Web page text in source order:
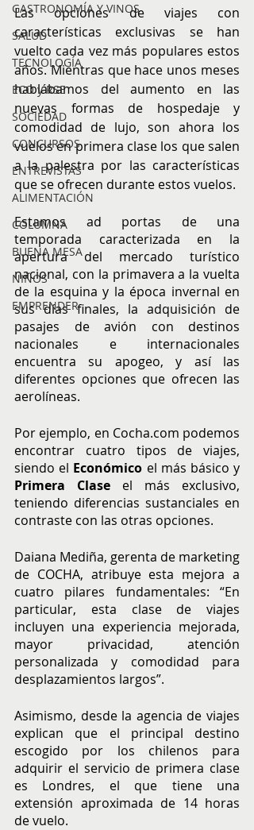
GASTRONOMÍA Y VINOS
SALUD
TECNOLOGÍA
ECO y RSE
SOCIEDAD
CONCURSOS
ENTREVISTAS
ALIMENTACIÓN
COLUMNA
BUENA MESA
NIÑOS
EMPRENDER
Las opciones de viajes con
características exclusivas se han
vuelto cada vez más populares estos
años. Mientras que hace unos meses
hablábamos del aumento en las
nuevas formas de hospedaje y
comodidad de lujo, son ahora los
vuelos en primera clase los que salen
a la palestra por las características
que se ofrecen durante estos vuelos.
Estamos ad portas de una
temporada caracterizada en la
apertura del mercado turístico
nacional, con la primavera a la vuelta
de la esquina y la época invernal en
sus días finales, la adquisición de
pasajes de avión con destinos
nacionales e internacionales
encuentra su apogeo, y así las
diferentes opciones que ofrecen las
aerolíneas.
Por ejemplo, en Cocha.com podemos
encontrar cuatro tipos de viajes,
siendo el Económico
Primera Clase el más exclusivo,
teniendo diferencias sustanciales en
contraste con las otras opciones.
Daiana Mediña, gerenta de marketing
de COCHA, atribuye esta mejora a
cuatro pilares fundamentales: “En
particular, esta clase de viajes
incluyen una experiencia mejorada,
mayor privacidad, atención
personalizada y comodidad para
desplazamientos largos”.
Asimismo, desde la agencia de viajes
explican que el principal destino
escogido por los chilenos para
adquirir el servicio de primera clase
es Londres, el que tiene una
extensión aproximada de 14 horas
de vuelo.